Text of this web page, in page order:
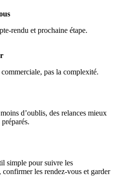
rendu et prochaine étape.
pas la complexité.
d’oublis, des relances mieux
simple pour suivre les
confirmer les rendez-vous et garder